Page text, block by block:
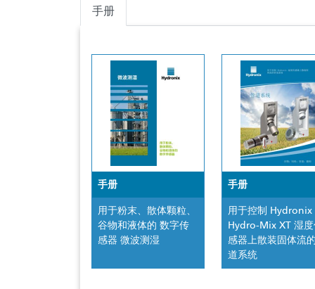
手册
手册
用于粉末、散体颗粒、
谷物和液体的 数字传
感器 微波测湿
手册
用于控制 Hydronix
Hydro-Mix XT 湿度
感器上散装固体流
道系统